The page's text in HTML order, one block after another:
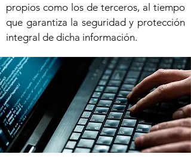
propios como los de terceros, al tiempo
que garantiza la seguridad y protección
integral de dicha información.